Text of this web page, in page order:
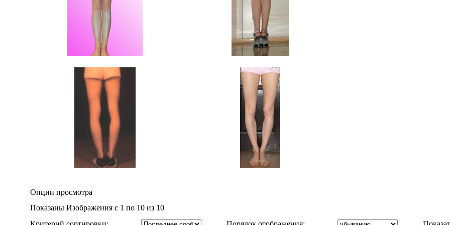
Опции просмотра
Показаны Изображения с 1 по 10 из 10